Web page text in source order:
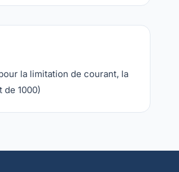
la limitation de courant, la
1000)